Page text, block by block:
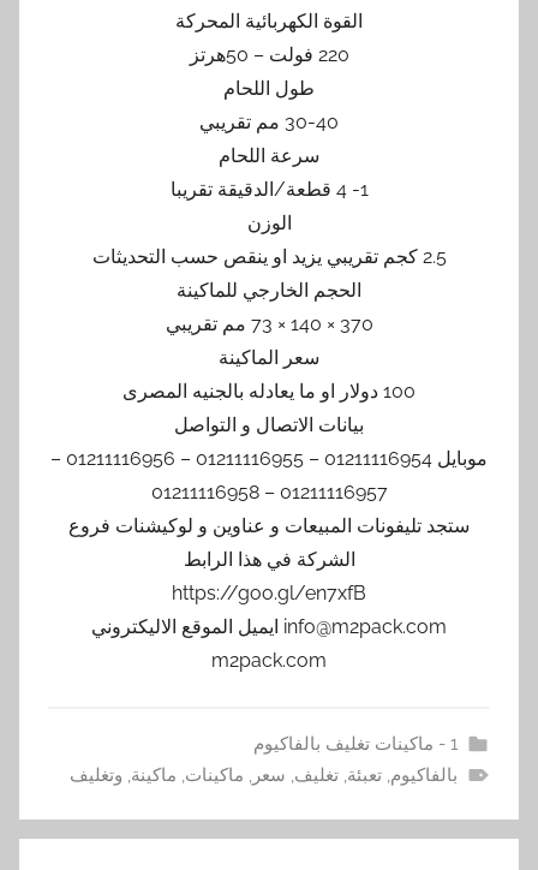
القوة الكهربائية المحركة
220 فولت – 50هرتز
طول اللحام
30-40 مم تقريبي
سرعة اللحام
1- 4 قطعة/الدقيقة تقريبا
الوزن
2.5 كجم تقريبي يزيد او ينقص حسب التحديثات
الحجم الخارجي للماكينة
370 × 140 × 73 مم تقريبي
سعر الماكينة
100 دولار او ما يعادله بالجنيه المصرى
بيانات الاتصال و التواصل
موبايل 01211116954 – 01211116955 – 01211116956 –
01211116957 – 01211116958
ستجد تليفونات المبيعات و عناوين و لوكيشنات فروع
الشركة في هذا الرابط
https://goo.gl/en7xfB
info@m2pack.com ايميل الموقع الاليكتروني
m2pack.com
1 - ماكينات تغليف بالفاكيوم
بالفاكيوم,تعبئة,تغليف, سعر, ماكينات, ماكينة, وتغليف